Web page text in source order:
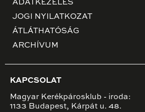
ADATKEZELÉS
JOGI NYILATKOZAT
ÁTLÁTHATÓSÁG
ARCHÍVUM
KAPCSOLAT
Magyar Kerékpárosklub - iroda:
1133 Budapest, Kárpát u. 48.